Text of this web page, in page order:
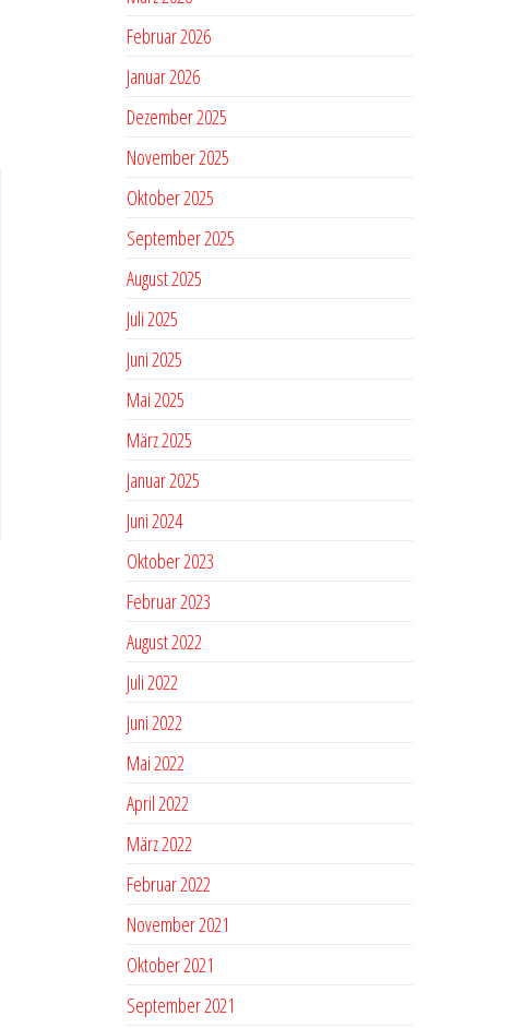
Februar 2026
Januar 2026
Dezember 2025
November 2025
Oktober 2025
September 2025
August 2025
Juli 2025
Juni 2025
Mai 2025
März 2025
Januar 2025
Juni 2024
Oktober 2023
Februar 2023
August 2022
Juli 2022
Juni 2022
Mai 2022
April 2022
März 2022
Februar 2022
November 2021
Oktober 2021
September 2021